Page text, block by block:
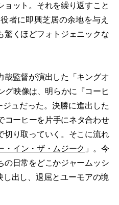
ョット。それを繰り返すこと
者に即興芝居の余地を与え
驚くほどフォトジェニックな
監督が演出した「キングオ
グ映像は、明らかに『コーヒ
ュだった。決勝に進出した
コーヒーを片手にネタ合わせ
切り取っていく。そこに流れ
・イン・ザ・ムジーク 」。今
の日常をどこかジャームッシ
し出し、退屈とユーモアの境